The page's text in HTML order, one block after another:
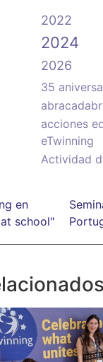
2022
2024
2026
35
acciones
eTwinning
Actividad
en
school"